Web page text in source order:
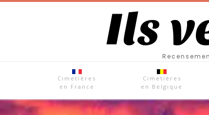
Ils
Cimetières
en France
Cimetières
en Belgique